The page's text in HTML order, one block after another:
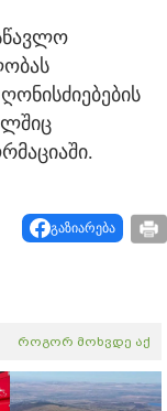
გაზიარება
როგორ მოხვდე აქ